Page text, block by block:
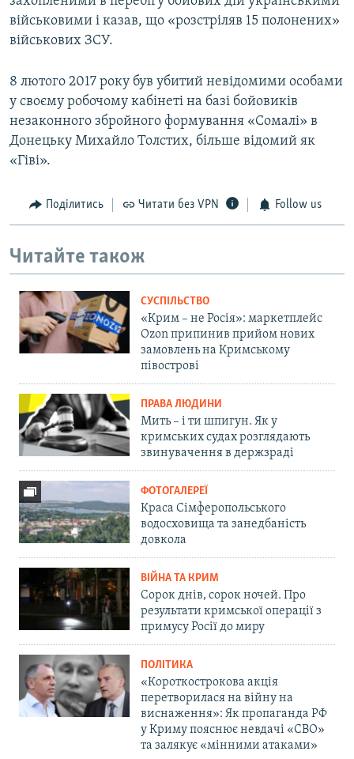
військовими і казав, що «розстріляв 15 полонених»
військових ЗСУ.
8 лютого 2017 року був убитий невідомими особами
у своєму робочому кабінеті на базі бойовиків
незаконного збройного формування «Сомалі» в
Донецьку Михайло Толстих, більше відомий як
«Гіві».
Поділитись Читати без VPN Follow us
Читайте також
СУСПІЛЬСТВО
«Крим – не Росія»: маркетплейс
Ozon припинив прийом нових
замовлень на Кримському
півострові
ПРАВА ЛЮДИНИ
Мить – і ти шпигун. Як у
кримських судах розглядають
звинувачення в держзраді
ФОТОГАЛЕРЕЇ
Краса Сімферопольського
водосховища та занедбаність
довкола
ВІЙНА ТА КРИМ
Сорок днів, сорок ночей. Про
результати кримської операції з
примусу Росії до миру
ПОЛІТИКА
«Короткострокова акція
перетворилася на війну на
виснаження»: Як пропаганда РФ
у Криму пояснює невдачі «СВО»
та залякує «мінними атаками»